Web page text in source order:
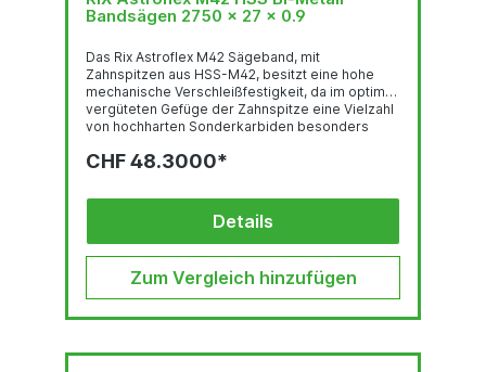
Bandsägen 2750 x 27 x 0.9
Das Rix Astroflex M42 Sägeband, mit
Zahnspitzen aus HSS-M42, besitzt eine hohe
mechanische Verschleißfestigkeit, da im optimal
vergüteten Gefüge der Zahnspitze eine Vielzahl
von hochharten Sonderkarbiden besonders
in einer temperaturbeständigen martensitischen
für eine sehr gute thermische
Verschleißfestigkeit. Das Trägerband aus
hochlegiertem, chromhaltigen Federstahl ist der
Garant für hervorragende
CHF 48.3000*
Details
Zum Vergleich hinzufügen